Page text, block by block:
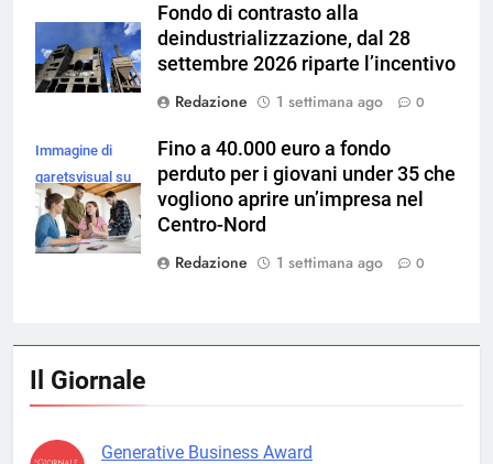
Fondo di contrasto alla
deindustrializzazione, dal 28
settembre 2026 riparte l’incentivo
Redazione
1 settimana ago 0
Immagine di
garetsvisual su
Magnific
Fino a 40.000 euro a fondo
perduto per i giovani under 35 che
vogliono aprire un’impresa nel
Centro-Nord
Redazione
1 settimana ago 0
Il Giornale
Generative Business Award